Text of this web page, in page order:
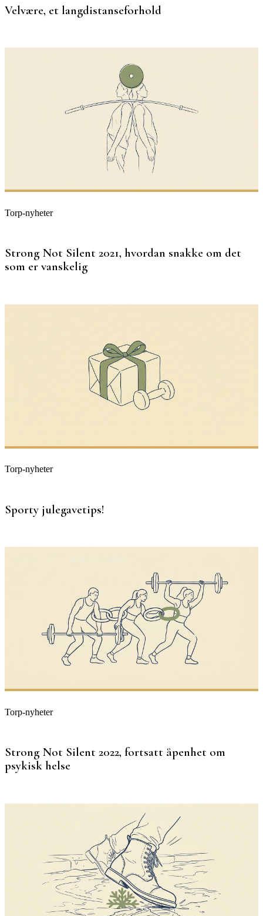
Velvære, et langdistanseforhold
Torp-nyheter
Strong Not Silent 2021, hvordan snakke om det
som er vanskelig
Torp-nyheter
Sporty julegavetips!
Torp-nyheter
Strong Not Silent 2022, fortsatt åpenhet om
psykisk helse